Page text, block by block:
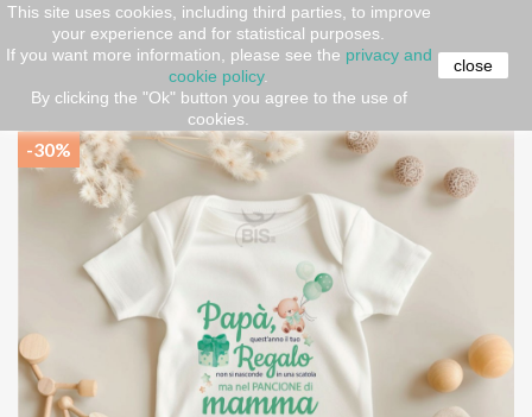
This site uses cookies, including third parties, to improve
your experience and for statistical purposes.
If you want more information, please see the privacy and
cookie policy.
By clicking the "Ok" button you agree to the use of
cookies.
close
Home Gift ideas FATHER'S DAY
BODYSUITS AND
BIBS
Body Personalizzato "Regalo di Compleanno" per
Futuro Papà - Idea Regalo Neonato
-30%